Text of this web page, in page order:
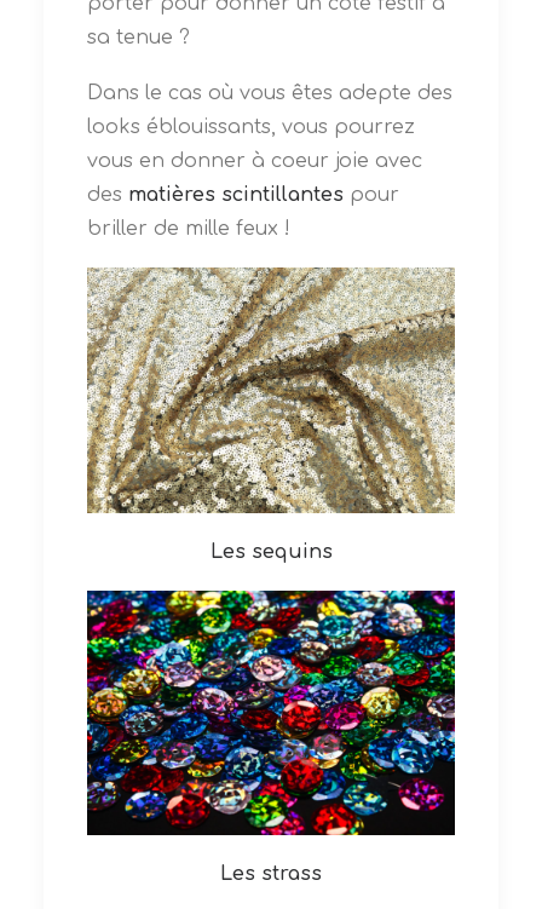
sa tenue ?
Dans le cas où vous êtes adepte des
looks éblouissants, vous pourrez
vous en donner à coeur joie avec
des matières scintillantes pour
briller de mille feux !
Les sequins
Les strass